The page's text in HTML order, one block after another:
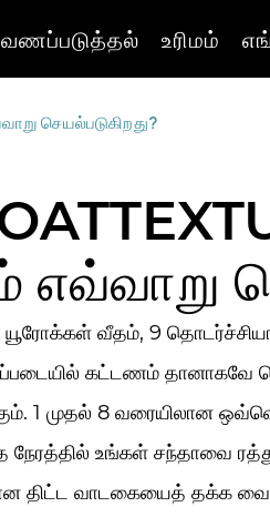
உரிமம்
செயல்படுகிறது?
எவ்வாறு
யூரோக்கள் வீதம், 9
கட்டணம் தானாகவே
1 முதல் 8 வரையிலான
நேரத்தில் உங்கள் சந்தாவை
திட்ட வாடகையைத் தக்க